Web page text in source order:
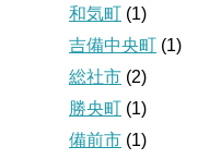
和気町 (1)
吉備中央町 (1)
総社市 (2)
勝央町 (1)
備前市 (1)